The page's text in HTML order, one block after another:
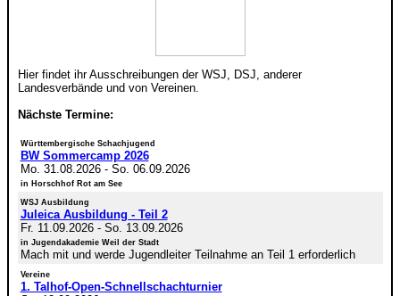
Hier findet ihr Ausschreibungen der WSJ, DSJ, anderer
Landesverbände und von Vereinen.
Nächste Termine:
Württembergische Schachjugend
BW Sommercamp 2026
Mo. 31.08.2026- So. 06.09.2026
in Horschhof Rot am See
WSJ Ausbildung
Juleica Ausbildung - Teil 2
Fr. 11.09.2026- So. 13.09.2026
in Jugendakademie Weil der Stadt
Mach mit und werde Jugendleiter Teilnahme an Teil 1 erforderlich
Vereine
1. Talhof-Open-Schnellschachturnier